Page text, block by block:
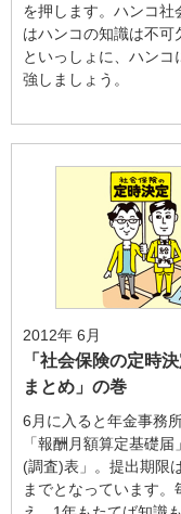
を押します。ハンコ社
はハンコの知識は不可
といっしょに、ハン
強しましょう。
2012年 6月
「社会保険の定時
まとめ」の巻
6月に入ると年金事務
「報酬月額算定基礎
(調査)表」。提出期限
までとなっています